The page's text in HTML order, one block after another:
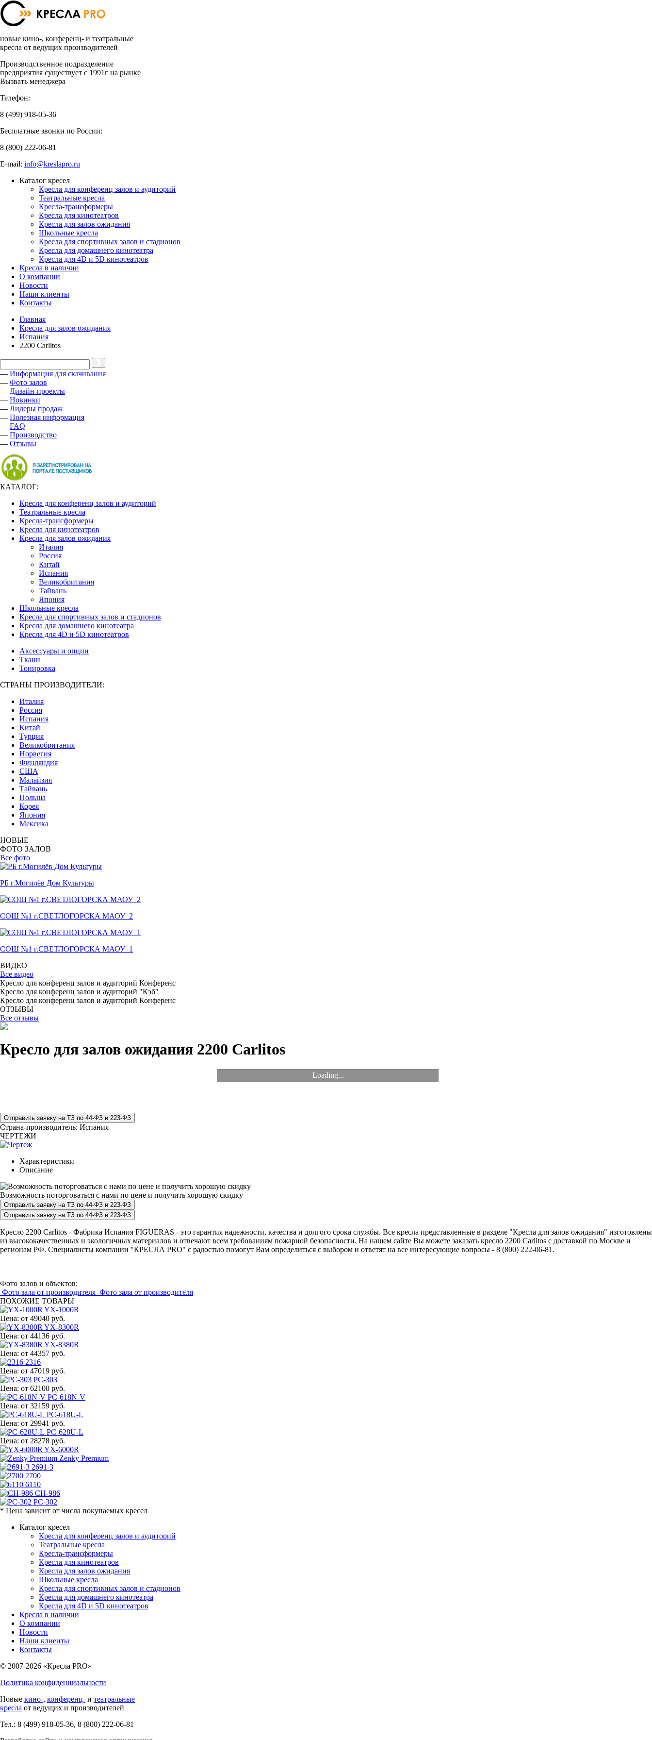
новые кино-, конференц- и театральные
кресла от ведущих производителей
Производственное подразделение
предприятия существует с 1991г на рынке
Вызвать менеджера
Телефон:
8 (499) 918-05-36
Бесплатные звонки по России:
8 (800) 222-06-81
E-mail: info@kreslapro.ru
Каталог кресел
Кресла для конференц залов и аудиторий
Театральные кресла
Кресла-трансформеры
Кресла для кинотеатров
Кресла для залов ожидания
Школьные кресла
Кресла для спортивных залов и стадионов
Кресла для домашнего кинотеатра
Кресла для 4D и 5D кинотеатров
Кресла в наличии
О компании
Новости
Наши клиенты
Контакты
Главная
Кресла для залов ожидания
Испания
2200 Carlitos
— Информация для скачивания
— Фото залов
— Дизайн-проекты
— Новинки
— Лидеры продаж
— Полезная информация
— FAQ
— Производство
— Отзывы
КАТАЛОГ:
Кресла для конференц залов и аудиторий
Театральные кресла
Кресла-трансформеры
Кресла для кинотеатров
Кресла для залов ожидания
Италия
Россия
Китай
Испания
Великобритания
Тайвань
Япония
Школьные кресла
Кресла для спортивных залов и стадионов
Кресла для домашнего кинотеатра
Кресла для 4D и 5D кинотеатров
Аксессуары и опции
Ткани
Тонировка
СТРАНЫ ПРОИЗВОДИТЕЛИ:
Италия
Россия
Испания
Китай
Турция
Великобритания
Норвегия
Финляндия
США
Малайзия
Тайвань
Польша
Корея
Япония
Мексика
НОВЫЕ
ФОТО ЗАЛОВ
Все фото
РБ г.Могилёв Дом Культуры
СОШ №1 г.СВЕТЛОГОРСКА МАОУ_2
СОШ №1 г.СВЕТЛОГОРСКА МАОУ_1
ВИДЕО
Все видео
Кресло для конференц залов и аудиторий Конференс
Кресло для конференц залов и аудиторий "Кэб"
Кресло для конференц залов и аудиторий Конференс
ОТЗЫВЫ
Все отзывы
Кресло для залов ожидания 2200 Carlitos
Loading...
Страна-производитель: Испания
ЧЕРТЕЖИ
Характеристики
Описание
Возможность поторговаться с нами по цене и получить хорошую скидку
Кресло 2200 Carlitos - Фабрика Испания FIGUERAS - это гарантия надежности, качества и долгого срока службы. Все кресла представленные в разделе "Кресла для залов ожидания" изготовлены
из высококачественных и экологичных материалов и отвечают всем требованиям пожарной безопасности. На нашем сайте Вы можете заказать кресло 2200 Carlitos с доставкой по Москве и
регионам РФ. Специалисты компании "КРЕСЛА PRO" с радостью помогут Вам определиться с выбором и ответят на все интересующие вопросы - 8 (800) 222-06-81.
Фото залов и объектов:
Фото зала от производителя Фото зала от производителя
ПОХОЖИЕ ТОВАРЫ
YX-1000R
Цена: от 49040 руб.
YX-8300R
Цена: от 44136 руб.
YX-8380R
Цена: от 44357 руб.
2316
Цена: от 47019 руб.
PC-303
Цена: от 62100 руб.
PC-618N-V
Цена: от 32159 руб.
PC-618U-L
Цена: от 29941 руб.
PC-628U-L
Цена: от 28278 руб.
YX-6000R
Zenky Premium
2691-3
2700
6110
CH-986
PC-302
* Цена зависит от числа покупаемых кресел
Каталог кресел
Кресла для конференц залов и аудиторий
Театральные кресла
Кресла-трансформеры
Кресла для кинотеатров
Кресла для залов ожидания
Школьные кресла
Кресла для спортивных залов и стадионов
Кресла для домашнего кинотеатра
Кресла для 4D и 5D кинотеатров
Кресла в наличии
О компании
Новости
Наши клиенты
Контакты
© 2007-2026 «Кресла PRO»
Политика конфиденциальности
Новые кино-, конференц- и театральные
кресла от ведущих и производителей
Тел.: 8 (499) 918-05-36, 8 (800) 222-06-81